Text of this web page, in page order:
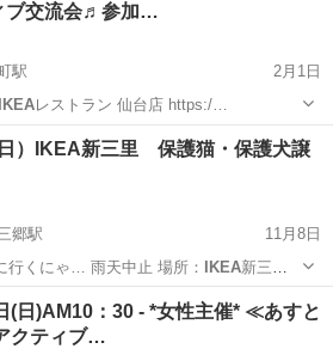
ブ交流会♬参加…
駅
2月1日
IKEAレストラン 仙台店 https:/…
参加者募集
）IKEA新三里 保護猫・保護犬譲
郷駅
11月8日
行くにゃ… 雨天中止 場所： IKEA新三鄉
駅
(日)AM10：30 - *女性主催* ≪あすと
クティブ…